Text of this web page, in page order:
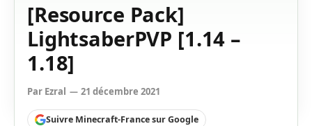
[Resource Pack]
LightsaberPVP [1.14 –
1.18]
Par Ezral 21 décembre 2021
Suivre Minecraft-France sur Google